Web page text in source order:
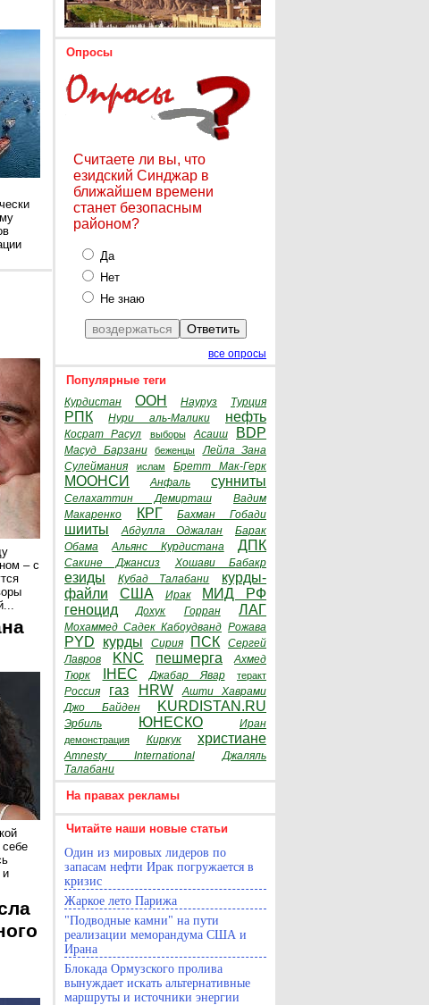
– с
и
Опросы
Считаете ли вы, что
езидский Синджар в
ближайшем времени
станет безопасным
районом?
Да
Нет
Не знаю
все опросы
Популярные теги
Курдистан ООН Науруз Турция
РПК Нури аль-Малики нефть
Косрат Расул выборы Асаиш BDP
Масуд Барзани беженцы
Лейла Зана
Сулеймания
ислам Бретт Мак-Герк
МООНСИ Анфаль сунниты
Селахаттин Демирташ
Вадим
Макаренко
КРГ Бахман Гобади
шииты Абдулла Оджалан
Барак
Обама
Альянс Курдистана ДПК
Сакине Джансиз Хошави Бабакр
езиды Кубад Талабани
курды-
файли
США Ирак
МИД РФ
геноцид
Дохук Горран ЛАГ
Мохаммед Садек Кабоудванд Рожава
PYD курды Сирия ПСК
Сергей
Лавров
KNC пешмерга
Ахмед
Тюрк
IHEC Джабар Явар теракт
Россия газ HRW
Ашти Хаврами
Джо Байден
KURDISTAN.RU
Эрбиль ЮНЕСКО Иран
демонстрация Киркук христиане
Amnesty International
Джаляль
Талабани
На правах рекламы
Читайте наши новые статьи
Один из мировых лидеров по
запасам нефти Ирак погружается в
кризис
Жаркое лето Парижа
"Подводные камни" на пути
реализации меморандума США и
Ирана
Блокада Ормузского пролива
вынуждает искать альтернативные
маршруты и источники энергии